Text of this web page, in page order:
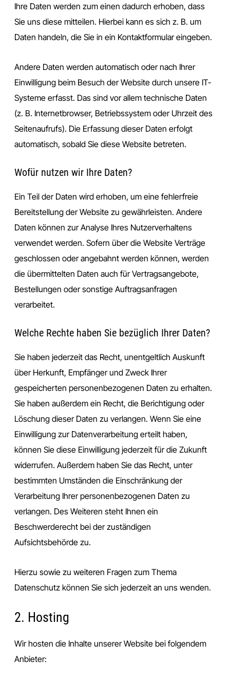
Ihre Daten werden zum einen dadurch erhoben, dass
Sie uns diese mitteilen. Hierbei kann es sich z. B. um
Daten handeln, die Sie in ein Kontaktformular eingeben.
Andere Daten werden automatisch oder nach Ihrer
Einwilligung beim Besuch der Website durch unsere IT-
Systeme erfasst. Das sind vor allem technische Daten
(z. B. Internetbrowser, Betriebssystem oder Uhrzeit des
Seitenaufrufs). Die Erfassung dieser Daten erfolgt
automatisch, sobald Sie diese Website betreten.
Wofür nutzen wir Ihre Daten?
Ein Teil der Daten wird erhoben, um eine fehlerfreie
Bereitstellung der Website zu gewährleisten. Andere
Daten können zur Analyse Ihres Nutzerverhaltens
verwendet werden. Sofern über die Website Verträge
geschlossen oder angebahnt werden können, werden
die übermittelten Daten auch für Vertragsangebote,
Bestellungen oder sonstige Auftragsanfragen
verarbeitet.
Welche Rechte haben Sie bezüglich Ihrer Daten?
Sie haben jederzeit das Recht, unentgeltlich Auskunft
über Herkunft, Empfänger und Zweck Ihrer
gespeicherten personenbezogenen Daten zu erhalten.
Sie haben außerdem ein Recht, die Berichtigung oder
Löschung dieser Daten zu verlangen. Wenn Sie eine
Einwilligung zur Datenverarbeitung erteilt haben,
können Sie diese Einwilligung jederzeit für die Zukunft
widerrufen. Außerdem haben Sie das Recht, unter
bestimmten Umständen die Einschränkung der
Verarbeitung Ihrer personenbezogenen Daten zu
verlangen. Des Weiteren steht Ihnen ein
Beschwerderecht bei der zuständigen
Aufsichtsbehörde zu.
Hierzu sowie zu weiteren Fragen zum Thema
Datenschutz können Sie sich jederzeit an uns wenden.
2. Hosting
Wir hosten die Inhalte unserer Website bei folgendem
Anbieter: